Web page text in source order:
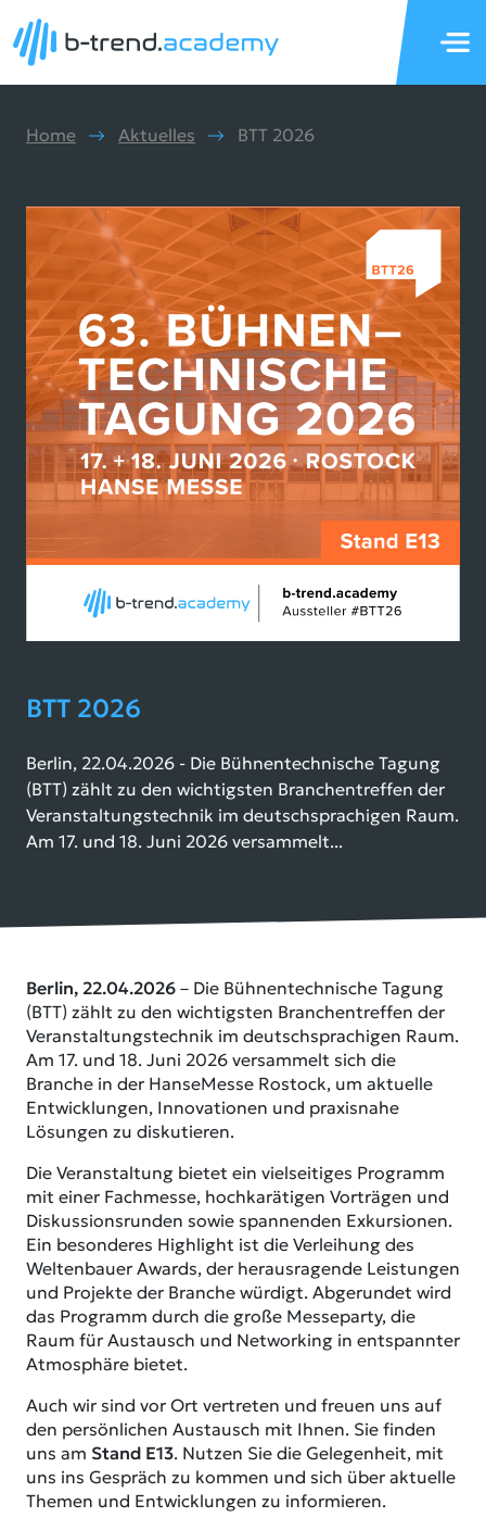
Home Aktuelles BTT 2026
BTT 2026
Berlin, 22.04.2026 - Die Bühnentechnische Tagung
(BTT) zählt zu den wichtigsten Branchentreffen der
Veranstaltungstechnik im deutschsprachigen Raum.
Am 17. und 18. Juni 2026 versammelt...
Berlin, 22.04.2026 – Die Bühnentechnische Tagung
(BTT) zählt zu den wichtigsten Branchentreffen der
Veranstaltungstechnik im deutschsprachigen Raum.
Am 17. und 18. Juni 2026 versammelt sich die
Branche in der HanseMesse Rostock, um aktuelle
Entwicklungen, Innovationen und praxisnahe
Lösungen zu diskutieren.
Die Veranstaltung bietet ein vielseitiges Programm
mit einer Fachmesse, hochkarätigen Vorträgen und
Diskussionsrunden sowie spannenden Exkursionen.
Ein besonderes Highlight ist die Verleihung des
Weltenbauer Awards, der herausragende Leistungen
und Projekte der Branche würdigt. Abgerundet wird
das Programm durch die große Messeparty, die
Raum für Austausch und Networking in entspannter
Atmosphäre bietet.
Auch wir sind vor Ort vertreten und freuen uns auf
den persönlichen Austausch mit Ihnen. Sie finden
uns am Stand E13. Nutzen Sie die Gelegenheit, mit
uns ins Gespräch zu kommen und sich über aktuelle
Themen und Entwicklungen zu informieren.